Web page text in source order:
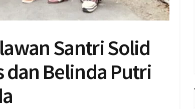
Santri Solid
dan Belinda Putri